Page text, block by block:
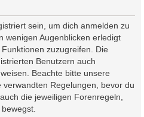
sein, um dich anmelden zu
wenigen Augenblicken erledigt
zuzugreifen. Die
Benutzern auch
Beachte bitte unsere
Regelungen, bevor du
die jeweiligen Forenregeln,